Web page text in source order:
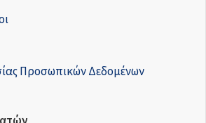
Προσωπικών Δεδομένων